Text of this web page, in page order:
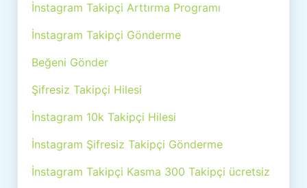
İnstagram Takipçi Arttırma Programı
İnstagram Takipçi Gönderme
Beğeni Gönder
Şifresiz Takipçi Hilesi
İnstagram 10k Takipçi Hilesi
İnstagram Şifresiz Takipçi Gönderme
İnstagram Takipçi Kasma 300 Takipçi ücretsiz